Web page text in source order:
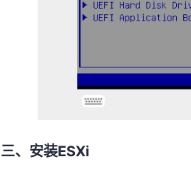
三、安装ESXi